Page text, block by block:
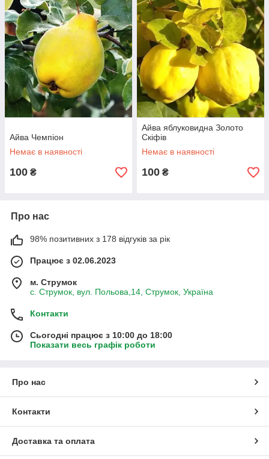
Айва Чемпіон
Немає в наявності
100 ₴
Айва яблуковидна Золото
Скіфів
Немає в наявності
100 ₴
Про нас
98% позитивних з 178 відгуків за рік
Працює з 02.06.2023
м. Струмок
с. Струмок, вул. Польова,14, Струмок, Україна
Контакти
Сьогодні працює з 10:00 до 18:00
Показати весь графік роботи
Про нас
Контакти
Доставка та оплата